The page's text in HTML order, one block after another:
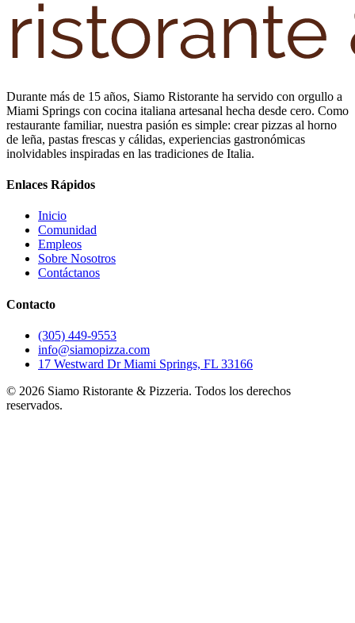
Durante más de 15 años, Siamo Ristorante ha servido con orgullo a
Miami Springs con cocina italiana artesanal hecha desde cero. Como
restaurante familiar, nuestra pasión es simple: crear pizzas al horno
de leña, pastas frescas y cálidas, experiencias gastronómicas
inolvidables inspiradas en las tradiciones de Italia.
Enlaces Rápidos
Inicio
Comunidad
Empleos
Sobre Nosotros
Contáctanos
Contacto
(305) 449-9553
info@siamopizza.com
17 Westward Dr Miami Springs, FL 33166
© 2026 Siamo Ristorante & Pizzeria. Todos los derechos
reservados.